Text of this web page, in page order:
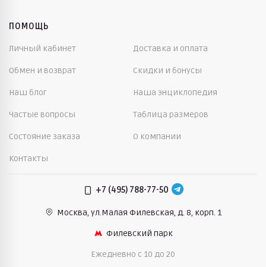
ПОМОЩЬ
Личный кабинет Доставка и оплата
Обмен и возврат Скидки и бонусы
Наш блог Наша энциклопедия
Частые вопросы Таблица размеров
Состояние заказа О компании
Контакты
+7 (495) 788-77-50
Москва, ул.Малая Филевская, д. 8, корп. 1
Филевский парк
Ежедневно c 10 до 20